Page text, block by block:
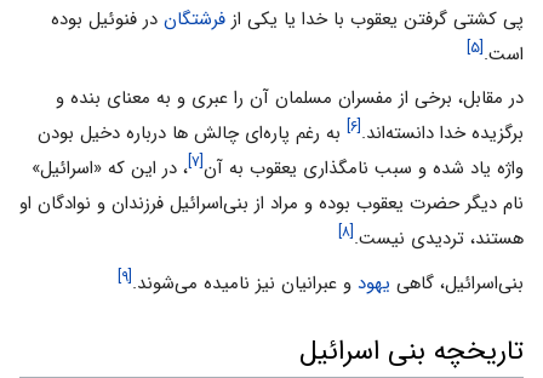
پى کشتى گرفتن یعقوب با خدا یا یکى از فرشتگان در فنوئیل بوده‌‌
است.[۵]
در مقابل، برخى از مفسران مسلمان آن را عبرى و به معناى بنده و
برگزیده خدا دانسته‌‌اند.[۶]
به رغم پاره‌‌اى چالش ها درباره دخیل بودن
واژه یاد شده و سبب نامگذارى یعقوب به آن[۷] ، در این که «اسرائیل»
نام دیگر حضرت یعقوب بوده و مراد از بنى‌‌اسرائیل فرزندان و نوادگان او
هستند، تردیدى نیست.[۸]
بنى‌‌اسرائیل، گاهی یهود و عبرانیان نیز نامیده مى‌‌شوند.[۹]
تاریخچه بنی اسرائیل